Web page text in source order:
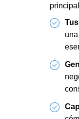
El
que a